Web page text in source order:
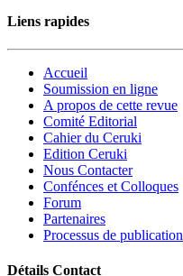
Liens rapides
Accueil
Soumission en ligne
A propos de cette revue
Comité Editorial
Cahier du Ceruki
Edition Ceruki
Nous Contacter
Confénces et Colloques
Forum
Partenaires
Processus de publication
Détails Contact